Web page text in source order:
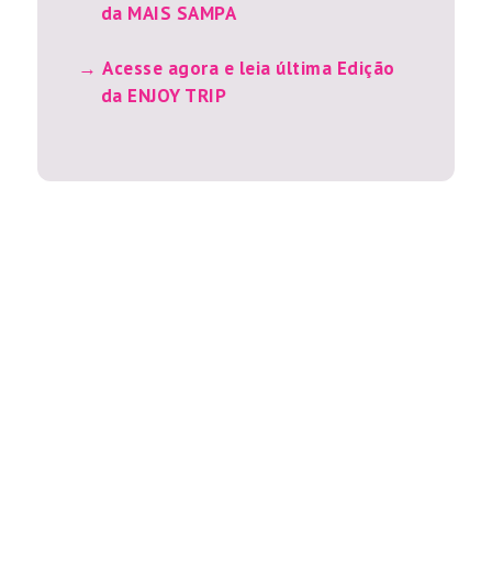
da MAIS SAMPA
Acesse agora e leia última Edição
da ENJOY TRIP